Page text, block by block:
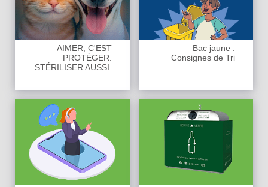
AIMER, C'EST
PROTÉGER.
STÉRILISER AUSSI.
Bac jaune :
Consignes de Tri